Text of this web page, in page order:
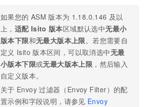
如果您的 ASM 版本为 1.18.0.146 及以
上， 适配 Isito 版本区域默认选中无最小
版本下限和无最大版本上限。若您需要自
定义 Isito 版本区间，可以取消选中无最
小版本下限或无最大版本上限 ，然后输入
自定义版本。
关于 Envoy 过滤器（Envoy Filter）的配
置示例和字段说明，请参见 Envoy